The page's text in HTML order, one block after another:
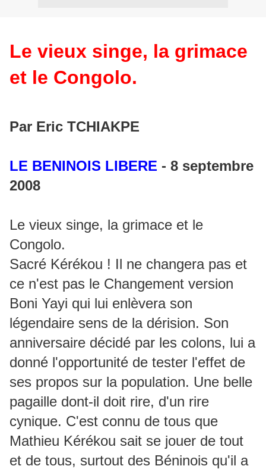
Le vieux singe, la grimace
et le Congolo.
Par Eric TCHIAKPE
LE BENINOIS LIBERE - 8 septembre
2008
Le vieux singe, la grimace et le
Congolo.
Sacré Kérékou ! Il ne changera pas et
ce n'est pas le Changement version
Boni Yayi qui lui enlèvera son
légendaire sens de la dérision. Son
anniversaire décidé par les colons, lui a
donné l'opportunité de tester l'effet de
ses propos sur la population. Une belle
pagaille dont-il doit rire, d'un rire
cynique. C'est connu de tous que
Mathieu Kérékou sait se jouer de tout
et de tous, surtout des Béninois qu'il a